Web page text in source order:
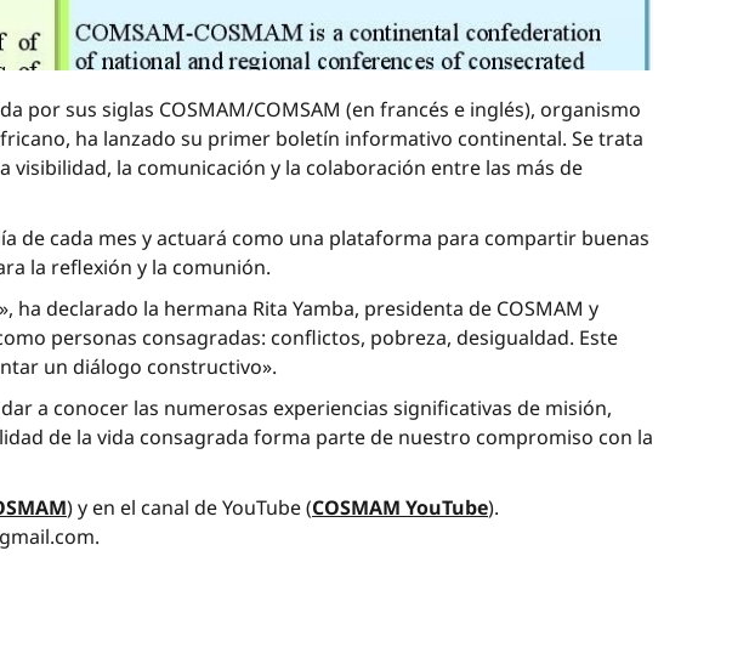
por sus siglas COSMAM/COMSAM (en francés e inglés), organismo
ha lanzado su primer boletín informativo continental. Se trata
visibilidad, la comunicación y la colaboración entre las más de
de cada mes y actuará como una plataforma para compartir buenas
la reflexión y la comunión.
declarado la hermana Rita Yamba, presidenta de COSMAM y
personas consagradas: conflictos, pobreza, desigualdad. Este
un diálogo constructivo».
a conocer las numerosas experiencias significativas de misión,
de la vida consagrada forma parte de nuestro compromiso con la
) y en el canal de YouTube (COSMAM YouTube).